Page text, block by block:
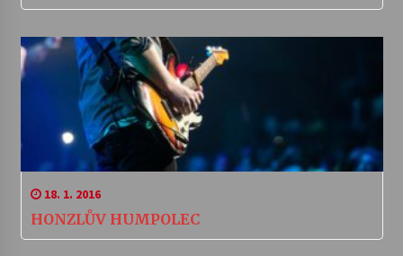
18. 1. 2016
HONZLŮV HUMPOLEC